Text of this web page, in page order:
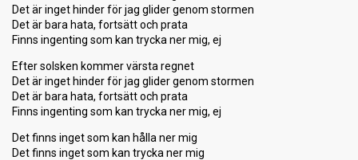
Det är inget hinder för jag glider genom stormen
Det är bara hata, fortsätt och prata
Finns ingenting som kan trycka ner mig, ej
Efter solsken kommer värsta regnet
Det är inget hinder för jag glider genom stormen
Det är bara hata, fortsätt och prata
Finns ingenting som kan trycka ner mig, ej
Det finns inget som kan hålla ner mig
Det finns inget ѕom kan trycka ner mig